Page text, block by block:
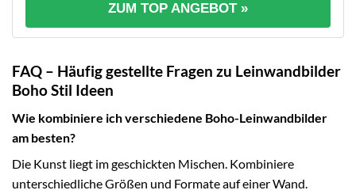
ZUM TOP ANGEBOT »
FAQ – Häufig gestellte Fragen zu Leinwandbilder
Boho Stil Ideen
Wie kombiniere ich verschiedene Boho-Leinwandbilder
am besten?
Die Kunst liegt im geschickten Mischen. Kombiniere
unterschiedliche Größen und Formate auf einer Wand.